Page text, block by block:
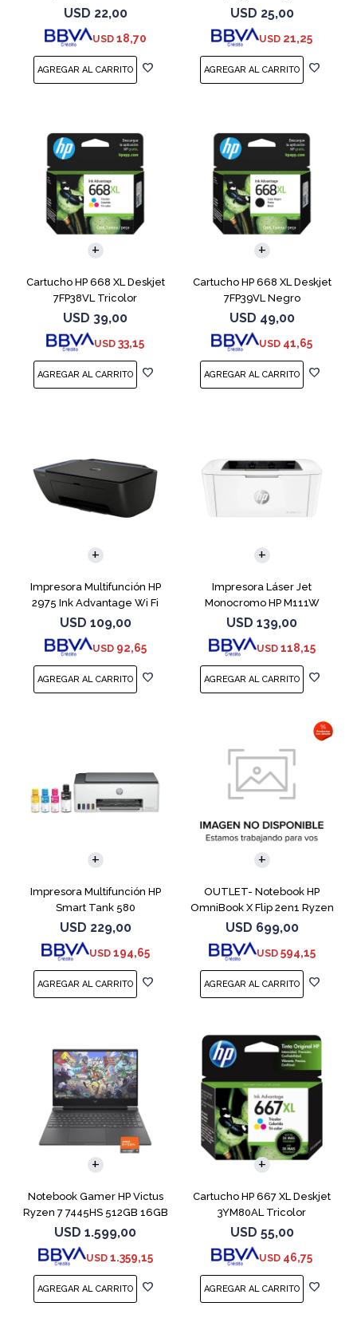
USD 22,00
USD 18,70
USD 25,00
USD 21,25
Cartucho HP 668 XL Deskjet
7FP38VL Tricolor
USD 39,00
USD 33,15
Cartucho HP 668 XL Deskjet
7FP39VL Negro
USD 49,00
USD 41,65
Impresora Multifunción HP
2975 Ink Advantage Wi Fi
USD 109,00
USD 92,65
Impresora Láser Jet
Monocromo HP M111W
USD 139,00
USD 118,15
Impresora Multifunción HP
Smart Tank 580
USD 229,00
USD 194,65
OUTLET- Notebook HP
OmniBook X Flip 2en1 Ryzen
5 512GB 8GB
USD 699,00
USD 594,15
COMPARAR
Notebook Gamer HP Victus
Ryzen 7 7445HS 512GB 16GB
RTX 4050
USD 1.599,00
USD 1.359,15
COMPARAR
Cartucho HP 667 XL Deskjet
3YM80AL Tricolor
USD 55,00
USD 46,75